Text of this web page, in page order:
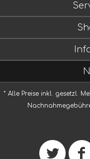
* Alle Preise inkl. gesetzl.